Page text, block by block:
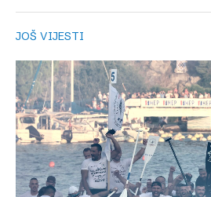
JOŠ VIJESTI